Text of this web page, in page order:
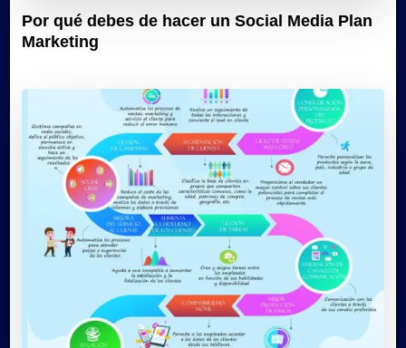
Por qué debes de hacer un Social Media Plan
Marketing